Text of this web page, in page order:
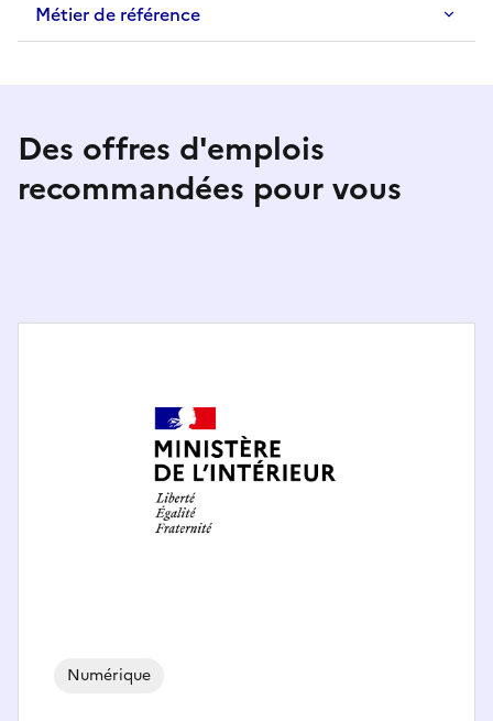
Métier de référence
Des offres d'emplois
recommandées pour vous
Numérique